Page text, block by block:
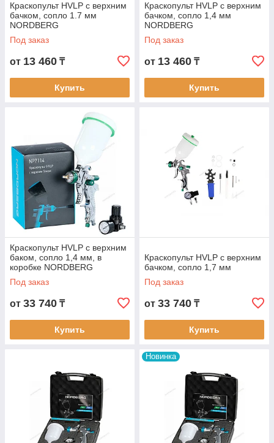
Краскопульт HVLP с верхним
бачком, сопло 1.7 мм
NORDBERG
Под заказ
от 13 460 ₸
Купить
Краскопульт HVLP с верхним
бачком, сопло 1,4 мм
NORDBERG
Под заказ
от 13 460 ₸
Купить
Краскопульт HVLP с верхним
баком, сопло 1,4 мм, в
коробке NORDBERG
Под заказ
от 33 740 ₸
Купить
Краскопульт HVLP с верхним
бачком, сопло 1,7 мм
Под заказ
от 33 740 ₸
Купить
Новинка